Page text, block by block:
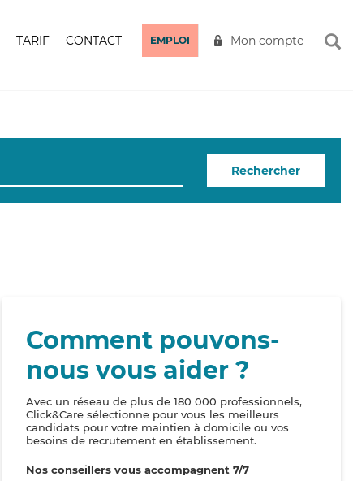
TARIF CONTACT EMPLOI Mon compte
Rechercher
Comment pouvons-
nous vous aider ?
Avec un réseau de plus de 180 000 professionnels,
Click&Care sélectionne pour vous les meilleurs
candidats pour votre maintien à domicile ou vos
besoins de recrutement en établissement.
Nos conseillers vous accompagnent 7/7